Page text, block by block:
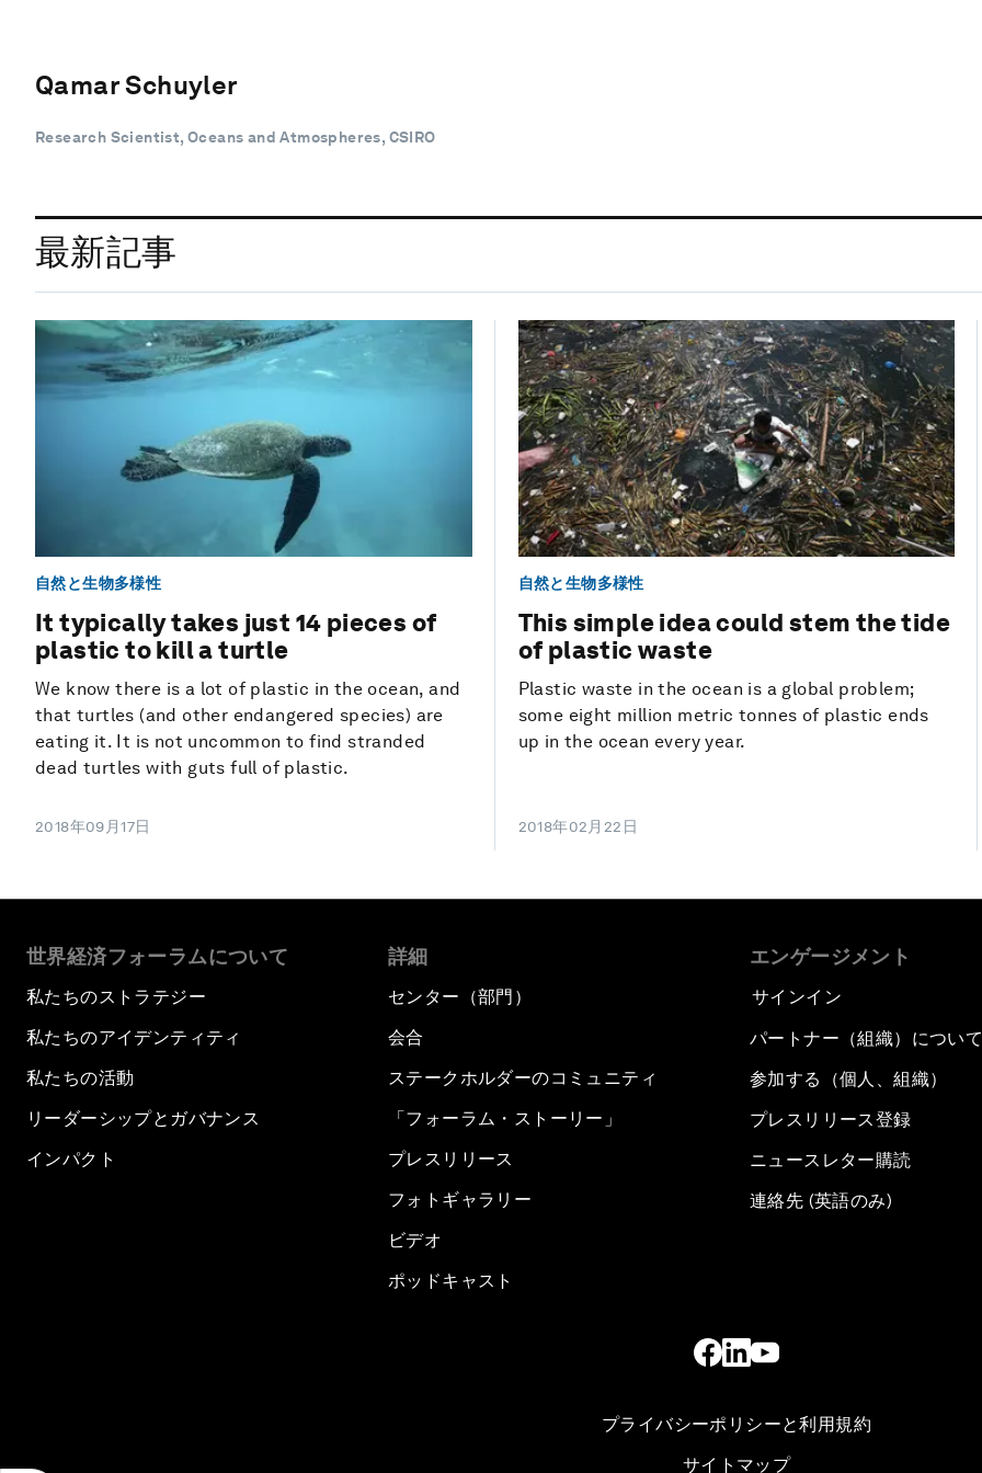
Qamar Schuyler
Research Scientist, Oceans and Atmospheres, CSIRO
最新記事
自然と生物多様性
It typically takes just 14 pieces of
plastic to kill a turtle
We know there is a lot of plastic in the ocean, and
that turtles (and other endangered species) are
eating it. It is not uncommon to find stranded
dead turtles with guts full of plastic.
2018年09月17日
自然と生物多様性
This simple idea could stem the tide
of plastic waste
Plastic waste in the ocean is a global problem;
some eight million metric tonnes of plastic ends
up in the ocean every year.
2018年02月22日
世界経済フォーラムについて
私たちのストラテジー
私たちのアイデンティティ
私たちの活動
リーダーシップとガバナンス
インパクト
詳細
センター（部門）
会合
ステークホルダーのコミュニティ
「フォーラム・ストーリー」
プレスリリース
フォトギャラリー
ビデオ
ポッドキャスト
エンゲージメント
サインイン
パートナー（組織）につい
参加する（個人、組織）
プレスリリース登録
ニュースレター購読
連絡先 (英語のみ)
プライバシーポリシーと利用規約
サイトマップ